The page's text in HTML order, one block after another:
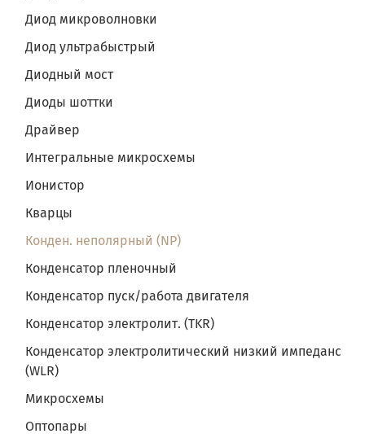
Диод микроволновки
Диод ультрабыстрый
Диодный мост
Диоды шоттки
Драйвер
Интегральные микросхемы
Ионистор
Кварцы
Конден. неполярный (NP)
Конденсатор пленочный
Конденсатор пуск/работа двигателя
Конденсатор электролит. (TKR)
Конденсатор электролитический низкий импеданс
(WLR)
Микросхемы
Оптопары